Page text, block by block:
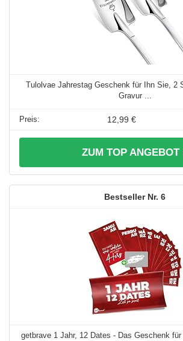
Tulolvae Jahrestag Geschenk für Ihn Sie, 2
Gravur ...
12,99 €
ZUM TOP ANGEBOT
6
getbrave 1 Jahr, 12 Dates - Das Geschenk